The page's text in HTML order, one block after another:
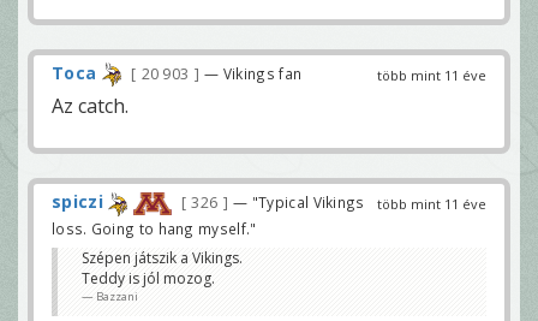
több mint 11 éve
Toca 20 903 — Vikings fan
Az catch.
több mint 11 éve
spiczi 326
— "Typical Vikings
loss. Going to hang myself."
Szépen játszik a Vikings.
Teddy is jól mozog.
Bazzani